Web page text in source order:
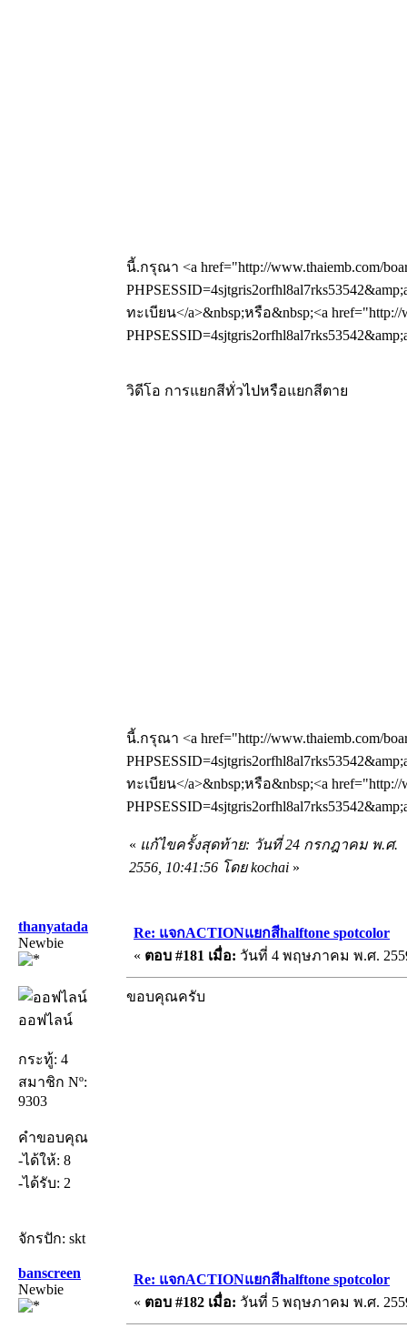
นี้.กรุณา <a href="http://www.thaiemb.com/
ทะเบียน</a>&nbsp;หรือ&nbsp;<a href="http://
วิดีโอ การแยกสีทั่วไปหรือแยกสีตาย
นี้.กรุณา <a href="http://www.thaiemb.com/
ทะเบียน</a>&nbsp;หรือ&nbsp;<a href="http://
« แก้ไขครั้งสุดท้าย: วันที่ 24 กรกฎาคม พ.ศ.
2556, 10:41:56 โดย kochai »
thanyatada
Newbie
ออฟไลน์
กระทู้: 4
สมาชิก Nº:
9303
คำขอบคุณ
-ได้ให้: 8
-ได้รับ: 2
จักรปัก: skt
Re: แจกACTIONแยกสีhalftone spotcolor
« ตอบ #181 เมื่อ: วันที่ 4 พฤษภาคม พ.ศ.
ขอบคุณครับ
banscreen
Newbie
Re: แจกACTIONแยกสีhalftone spotcolor
« ตอบ #182 เมื่อ: วันที่ 5 พฤษภาคม พ.ศ.